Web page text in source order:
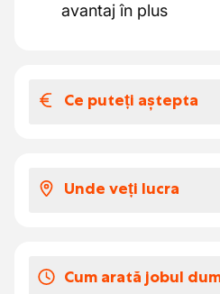
avantaj în plus
Ce puteți aștepta
perspective de
O remunerație
Unde veți lucra
bună sunt centrale.
Cum arată jobul